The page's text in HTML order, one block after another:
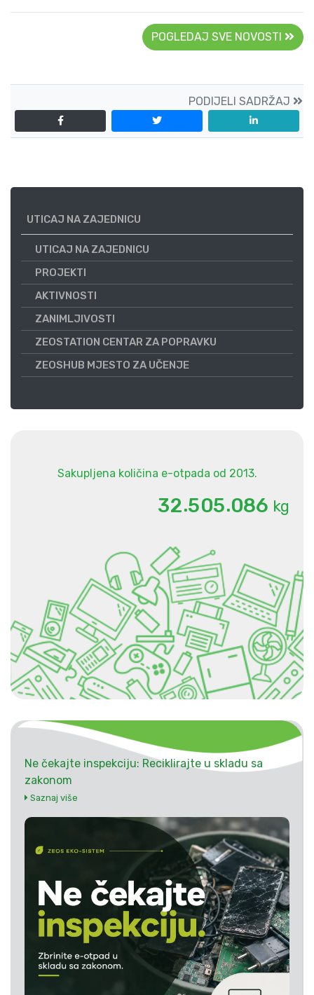
POGLEDAJ SVE NOVOSTI
PODIJELI SADRŽAJ
UTICAJ NA ZAJEDNICU
UTICAJ NA ZAJEDNICU
PROJEKTI
AKTIVNOSTI
ZANIMLJIVOSTI
ZEOSTATION CENTAR ZA POPRAVKU
ZEOSHUB MJESTO ZA UČENJE
Sakupljena količina e-otpada od 2013.
32.505.086 kg
Ne čekajte inspekciju: Reciklirajte u skladu sa
zakonom
Saznaj više